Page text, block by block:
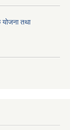
तथा